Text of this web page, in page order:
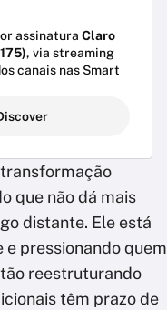
assinatura Claro
, via streaming
canais nas Smart
que não dá mais
distante. Ele está
pressionando quem
reestruturando
têm prazo de